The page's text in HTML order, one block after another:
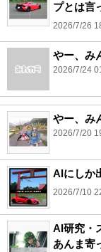
プとは言
2026/7/26
やー、み
2026/7/24
やー、み
2026/7/20
AIにしか
2026/7/10
AI研究・
あんま寄